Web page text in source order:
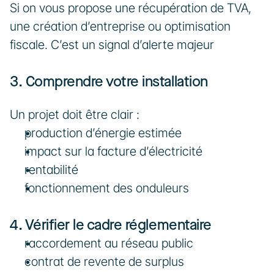
Si on vous propose une récupération de TVA,
une création d’entreprise ou optimisation
fiscale. C’est un signal d’alerte majeur
3. Comprendre votre installation
Un projet doit être clair :
production d’énergie estimée
impact sur la facture d’électricité
rentabilité
fonctionnement des onduleurs
4. Vérifier le cadre réglementaire
raccordement au réseau public
contrat de revente de surplus